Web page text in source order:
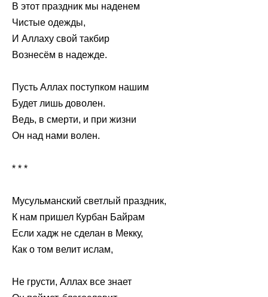
В этот праздник мы наденем
Чистые одежды,
И Аллаху свой такбир
Вознесём в надежде.
Пусть Аллах поступком нашим
Будет лишь доволен.
Ведь, в смерти, и при жизни
Он над нами волен.
* * *
Мусульманский светлый праздник,
К нам пришел Курбан Байрам
Если хадж не сделан в Мекку,
Как о том велит ислам,
Не грусти, Аллах все знает